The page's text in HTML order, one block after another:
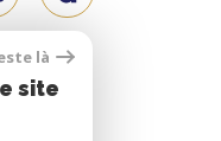
là
site